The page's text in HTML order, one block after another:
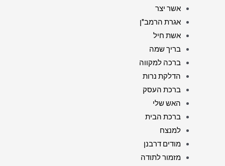
אשר יצר
אגרת הרמב"ן
אשת חיל
בריך שמה
ברכה למקווה
הדלקת נרות
ברכת העסק
האש שלי
ברכת הבית
למנצח
מודים דרבנן
מזמור לתודה